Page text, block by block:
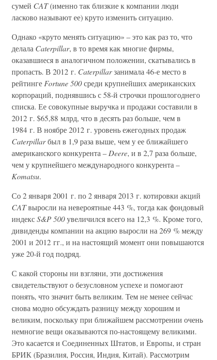
сумей CAT(именно так близкие к компании люди
ласково называют ее) круто изменить ситуацию.
Однако «круто менять ситуацию» – это как раз то, что
делала Caterpillar, в то время как многие фирмы,
оказавшиеся в аналогичном положении, скатывались в
пропасть. В 2012 г. Caterpillarзанимала 46-е место в
рейтинге Fortune 500среди крупнейших американских
корпораций, поднявшись с 58-й строчки прошлогоднего
списка. Ее совокупные выручка и продажи составили в
2012 г. $65,88 млрд, что в десять раз больше, чем в
1984 г. В ноябре 2012 г. уровень ежегодных продаж
Caterpillarбыл в 1,9 раза выше, чем у ее ближайшего
американского конкурента – Deere, и в 2,7 раза больше,
чем у крупнейшего международного конкурента –
Komatsu.
Со 2 января 2001 г. по 2 января 2013 г. котировки акций
CATвыросли на невероятные 443 %, тогда как фондовый
индексS&P 500увеличился всего на 12,3 %. Кроме того,
дивиденды компании на акцию выросли на 269 % между
2001 и 2012 гг., и на настоящий момент они повышаются
уже 20-й год подряд.
С какой стороны ни взгляни, эти достижения
свидетельствуют о безусловном успехе и помогают
понять, что значит быть великим. Тем не менее сейчас
снова модно обсуждать разницу между хорошим и
великим, поскольку при ближайшем рассмотрении очень
немногие вещи оказываются по-настоящему великими.
Это касается и Соединенных Штатов, и Европы, и стран
БРИК (Бразилия, Россия, Индия, Китай). Рассмотрим